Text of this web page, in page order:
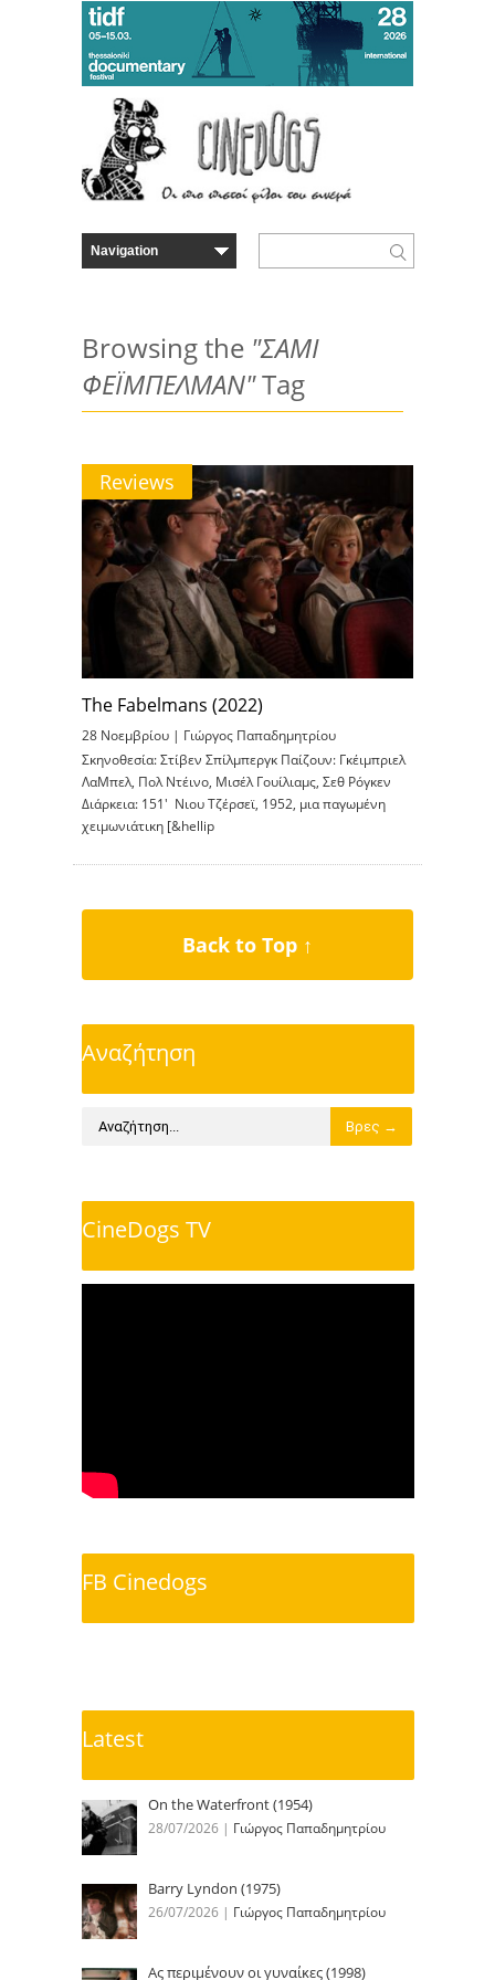
Browsing the "ΣΑΜΙ
ΦΕΪΜΠΕΛΜΑΝ"Tag
Reviews
The Fabelmans (2022)
28 Νοεμβρίου | Γιώργος Παπαδημητρίου
Σκηνοθεσία: Στίβεν Σπίλμπεργκ Παίζουν: Γκέιμπριελ
ΛαΜπελ, Πολ Ντέινο, Μισέλ Γουίλιαμς, Σεθ Ρόγκεν
Διάρκεια: 151′ Νιου Τζέρσεϊ, 1952, μια παγωμένη
χειμωνιάτικη [&hellip
Back to Top ↑
Αναζήτηση
CineDogs TV
FB Cinedogs
Latest
On the Waterfront (1954)
28/07/2026 | Γιώργος Παπαδημητρίου
Barry Lyndon (1975)
26/07/2026 | Γιώργος Παπαδημητρίου
Ας περιμένουν οι γυναίκες (1998)